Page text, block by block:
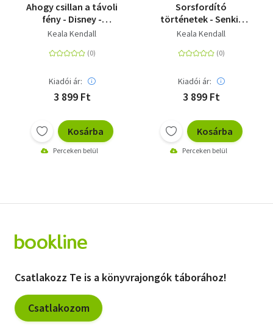
Ahogy csillan a távoli
fény - Disney -
Sorsfordító
Keala Kendall
Kiadói ár:
3 899 Ft
Kosárba
Perceken belül
Sorsfordító
történetek - Senkit
nem hagyunk magára
Keala Kendall
Kiadói ár:
3 899 Ft
Kosárba
Perceken belül
Csatlakozz Te is a könyvrajongók táborához!
Csatlakozom